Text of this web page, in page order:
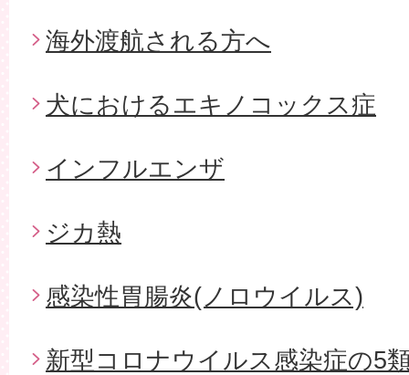
海外渡航される方へ
犬におけるエキノコックス症
インフルエンザ
ジカ熱
感染性胃腸炎(ノロウイルス)
新型コロナウイルス感染症の5